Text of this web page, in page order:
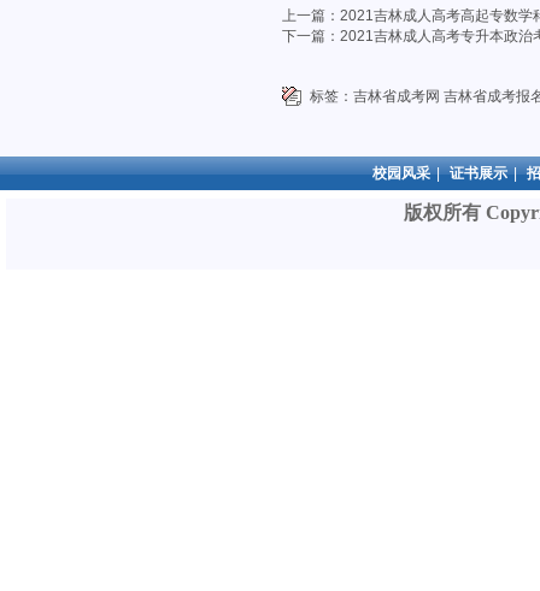
上一篇： 2021吉林成人高考高起专数学
下一篇： 2021吉林成人高考专升本政治
标签： 吉林省成考网 吉林省成考报
校园风采 | 证书展示 |
版权所有